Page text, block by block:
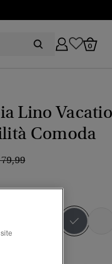
0
Lino
Comoda
ridotto da
a